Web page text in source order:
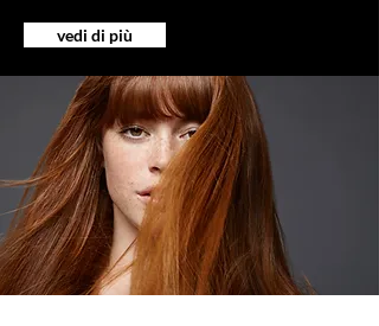
vedi di più